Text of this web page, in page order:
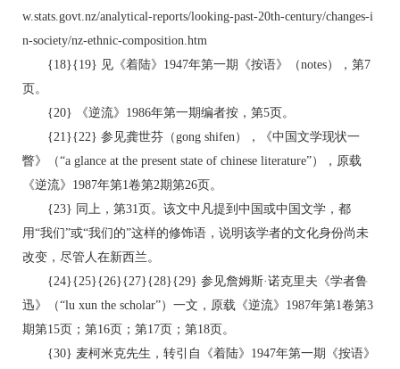
w.stats.govt.nz/analytical-reports/looking-past-20th-century/changes-i
n-society/nz-ethnic-composition.htm
{18}{19} 见《着陆》1947年第一期《按语》（notes），第7
页。
{20} 《逆流》1986年第一期编者按，第5页。
{21}{22} 参见龚世芬（gong shifen），《中国文学现状一
瞥》（“a glance at the present state of chinese literature”），原载
《逆流》1987年第1卷第2期第26页。
{23} 同上，第31页。该文中凡提到中国或中国文学，都
用“我们”或“我们的”这样的修饰语，说明该学者的文化身份尚未
改变，尽管人在新西兰。
{24}{25}{26}{27}{28}{29} 参见詹姆斯·诺克里夫《学者鲁
迅》（“lu xun the scholar”）一文，原载《逆流》1987年第1卷第3
期第15页；第16页；第17页；第18页。
{30} 麦柯米克先生，转引自《着陆》1947年第一期《按语》